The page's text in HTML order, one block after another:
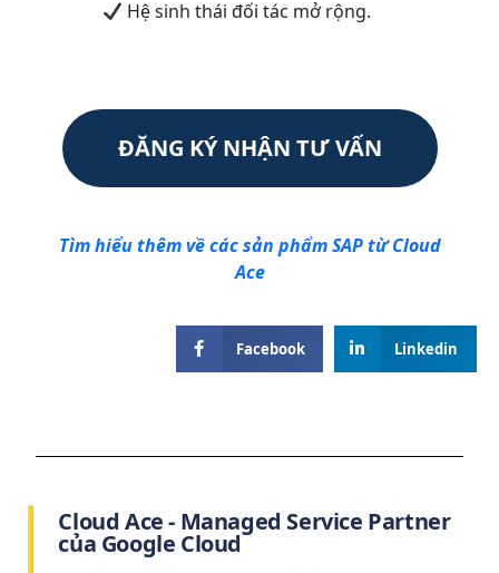
Hệ sinh thái đối tác mở rộng.
ĐĂNG KÝ NHẬN TƯ VẤN
Tìm hiểu thêm về các sản phẩm SAP từ Cloud
Ace
Facebook Linkedin
Cloud Ace - Managed Service Partner
của Google Cloud